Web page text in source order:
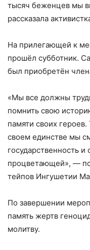
тысяч беженцев мы
рассказала
На прилегающей к
прошёл субботник.
был приобретён
«Мы все должны
помнить свою
памяти своих
своем единстве мы
государственность
процветающей», —
тейпов Ингушетии
По завершении
память жертв
молитву.